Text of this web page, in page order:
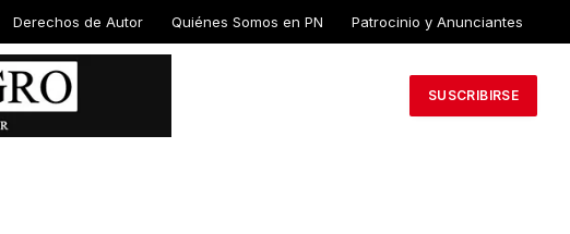
Derechos de Autor Quiénes Somos en PN Patrocinio y Anunciantes
SUSCRIBIRSE